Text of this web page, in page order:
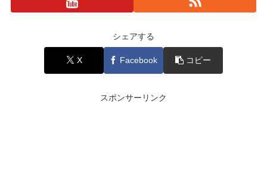
シェアする
X Facebook コピー
スポンサーリンク